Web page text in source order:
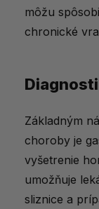
môžu
chronické
Základným
choroby je
vyšetrenie
umožňuje
sliznice a